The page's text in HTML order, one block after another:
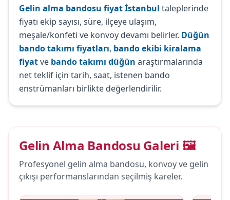
Gelin alma bandosu fiyat İstanbul taleplerinde
fiyatı ekip sayısı, süre, ilçeye ulaşım,
meşale/konfeti ve konvoy devamı belirler. Düğün
bando takımı fiyatları, bando ekibi kiralama
fiyatve bando takımı düğün araştırmalarında
net teklif için tarih, saat, istenen bando
enstrümanları birlikte değerlendirilir.
Gelin Alma Bandosu Galeri 🖼️
Profesyonel gelin alma bandosu, konvoy ve gelin
çıkışı performanslarından seçilmiş kareler.